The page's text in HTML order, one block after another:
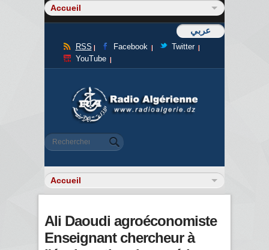
عربي
RSS Facebook
Twitter
YouTube
Formulaire de recherche
Rechercher
Ali Daoudi agroéconomiste
Enseignant chercheur à